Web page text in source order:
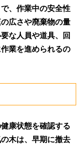
、作業中の安全性
広さや廃棄物の量
な人員や道具、回
業を進められるの
康状態を確認する
木は、早期に撤去